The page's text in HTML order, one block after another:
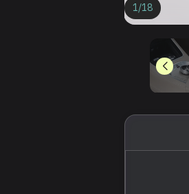
1/18